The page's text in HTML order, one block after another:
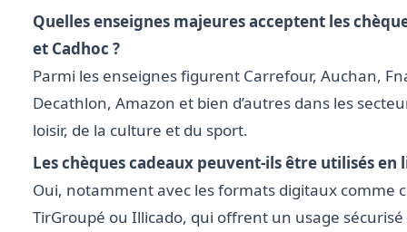
Quelles enseignes majeures acceptent les
et Cadhoc ?
Parmi les enseignes figurent Carrefour, Auchan,
Decathlon, Amazon et bien d’autres dans les
loisir, de la culture et du sport.
Les chèques cadeaux peuvent-ils être utilisés en
Oui, notamment avec les formats digitaux comme
TirGroupé ou Illicado, qui offrent un usage